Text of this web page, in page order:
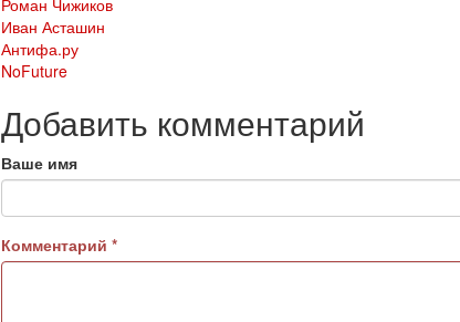
Роман Чижиков
Иван Асташин
Антифа.ру
NoFuture
Добавить комментарий
Ваше имя
Комментарий *